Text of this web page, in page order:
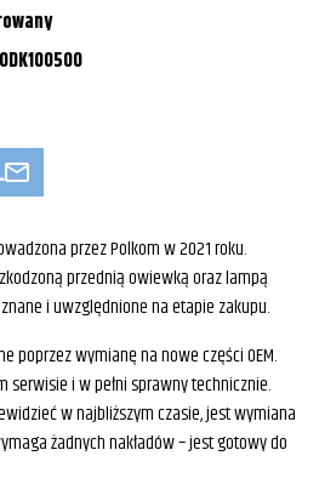
przez Polkom w 2021 roku.
przednią owiewką oraz lampą
i uwzględnione na etapie zakupu.
poprzez wymianę na nowe części OEM.
serwisie i w pełni sprawny technicznie.
w najbliższym czasie, jest wymiana
żadnych nakładów – jest gotowy do